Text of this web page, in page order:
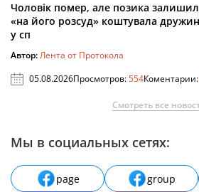
Чоловік помер, але позика
«на його розсуд» коштувала
у сп
Автор:Лента от Протокола
05.08.2026Просмотров:554Коментарии:
Смотреть все
Мы в социальных сетях:
page group